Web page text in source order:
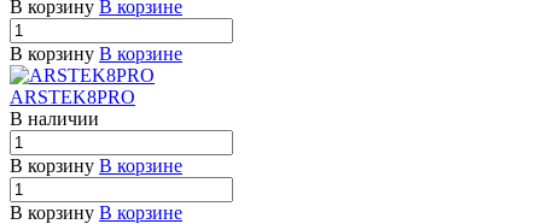
В корзину В корзине
В корзину В корзине
ARSTEK8PRO
В наличии
В корзину В корзине
В корзину В корзине